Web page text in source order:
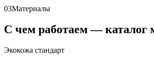
03Материалы
С чем работаем — каталог
Экокожа стандарт